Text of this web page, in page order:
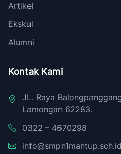
Artikel
Ekskul
Alumni
Kontak Kami
JL. Raya
Lamongan 62283.
0322 – 4670298
info@smpn1mantup.sch.id